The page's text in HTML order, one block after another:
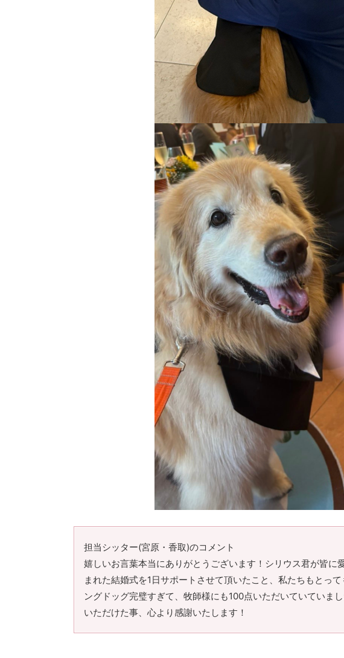
担当シッター(宮原・香取)のコメント
嬉しいお言葉本当にありがとうございます！シリウス君が皆に
まれた結婚式を1日サポートさせて頂いたこと、私たちもとっ
ングドッグ完璧すぎて、牧師様にも100点いただいていていま
いただけた事、心より感謝いたします！